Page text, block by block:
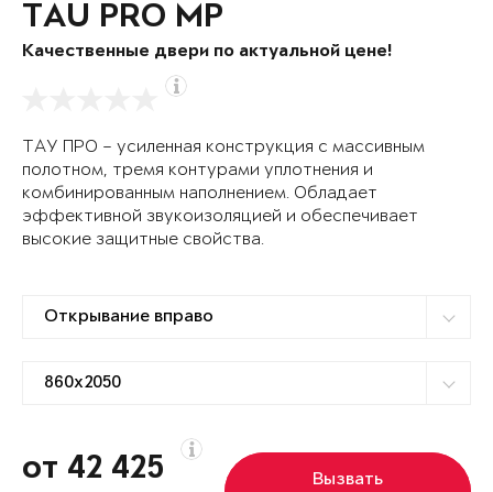
TAU PRO MP
Качественные двери по актуальной цене!
ТАУ ПРО – усиленная конструкция с массивным
полотном, тремя контурами уплотнения и
комбинированным наполнением. Обладает
эффективной звукоизоляцией и обеспечивает
высокие защитные свойства.
от 42 425
Вызвать